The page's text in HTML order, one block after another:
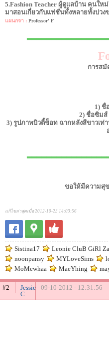
5.Fashion Teacher ผู้ดูแลบ้าน คนใ
มาสอนเกี่ยวกับแฟชั่นทั้งหลายทั้งปวง
แผนกจา : Professor' F
การส
1) ชื่
2) ชื่อซิมส์
3) รูปภาพบิวตี้ช็อท ฉากหลังสีขาวเท่
ขอให้มีความสุ
แก้ไขล่าสุดเมื่อ 2012-10-23 14:03:56
Sistina17 Leonie CluB GiRl
noonpansy
MYLoveSims
MoMewhaa
MaeYhing
#2
Jessie
C
09-10-2012 - 12:31:56